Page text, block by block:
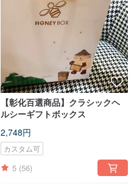
【彰化百選商品】クラシックヘ
ルシーギフトボックス
2,748円
カスタム可
5 (56)